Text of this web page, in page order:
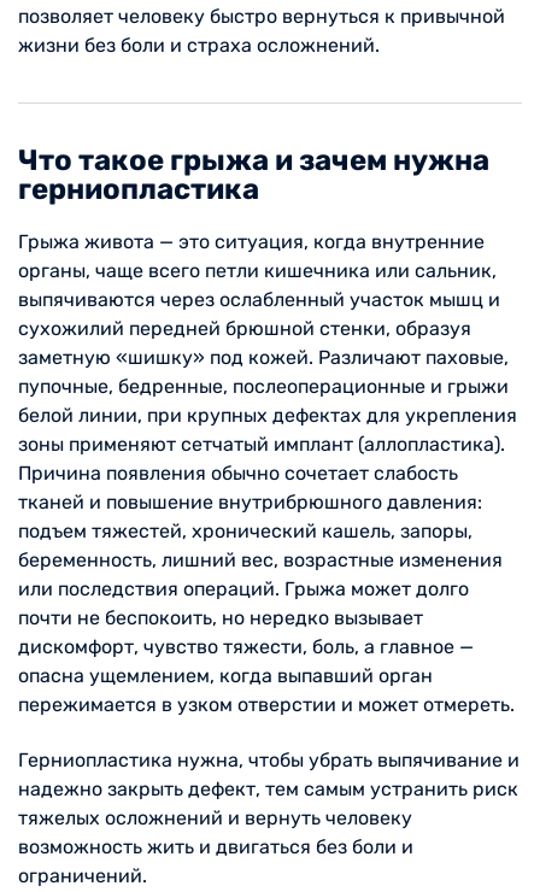
позволяет человеку быстро вернуться к привычной
жизни без боли и страха осложнений.
Что такое грыжа и зачем нужна
герниопластика
Грыжа живота — это ситуация, когда внутренние
органы, чаще всего петли кишечника или сальник,
выпячиваются через ослабленный участок мышц и
сухожилий передней брюшной стенки, образуя
заметную «шишку» под кожей. Различают паховые,
пупочные, бедренные, послеоперационные и грыжи
белой линии, при крупных дефектах для укрепления
зоны применяют сетчатый имплант (аллопластика).
Причина появления обычно сочетает слабость
тканей и повышение внутрибрюшного давления:
подъем тяжестей, хронический кашель, запоры,
беременность, лишний вес, возрастные изменения
или последствия операций. Грыжа может долго
почти не беспокоить, но нередко вызывает
дискомфорт, чувство тяжести, боль, а главное —
опасна ущемлением, когда выпавший орган
пережимается в узком отверстии и может отмереть.
Герниопластика нужна, чтобы убрать выпячивание и
надежно закрыть дефект, тем самым устранить риск
тяжелых осложнений и вернуть человеку
возможность жить и двигаться без боли и
ограничений.